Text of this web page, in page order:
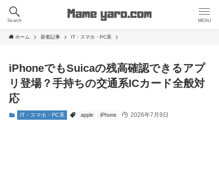
Search MENU
ホーム 新着記事 IT・スマホ・PC系
iPhoneでもSuicaの残高確認できるアプ
リ登場？手持ちの交通系ICカード全般対
応
IT・スマホ・PC系 apple iPhone 2026年7月9日